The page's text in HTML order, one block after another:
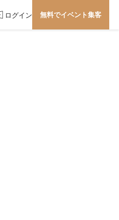
ログイン 無料でイベント集客